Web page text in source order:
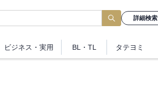
詳細検索
ビジネス ・実用 BL・TL タテヨミ